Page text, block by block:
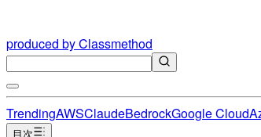
produced by Classmethod
TrendingAWSClaudeBedrockGoogle Cloud
目次